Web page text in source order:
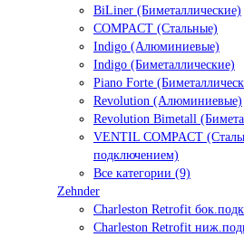
BiLiner (Биметаллические)
COMPACT (Стальные)
Indigo (Алюминиевые)
Indigo (Биметаллические)
Piano Forte
Revolution (Алюминиевые)
Revolution Bimetall
VENTIL COMPACT
подключением)
Все категории (9)
Zehnder
Charleston Retrofit бок.подк.
Charleston Retrofit